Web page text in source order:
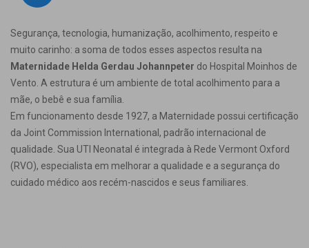
Segurança, tecnologia, humanização, acolhimento, respeito e
muito carinho: a soma de todos esses aspectos resulta na
Maternidade Helda Gerdau Johannpeter do Hospital Moinhos de
Vento. A estrutura é um ambiente de total acolhimento para a
mãe, o bebê e sua família.
Em funcionamento desde 1927, a Maternidade possui certificação
da Joint Commission International, padrão internacional de
qualidade. Sua UTI Neonatal é integrada à Rede Vermont Oxford
(RVO), especialista em melhorar a qualidade e a segurança do
cuidado médico aos recém-nascidos e seus familiares.